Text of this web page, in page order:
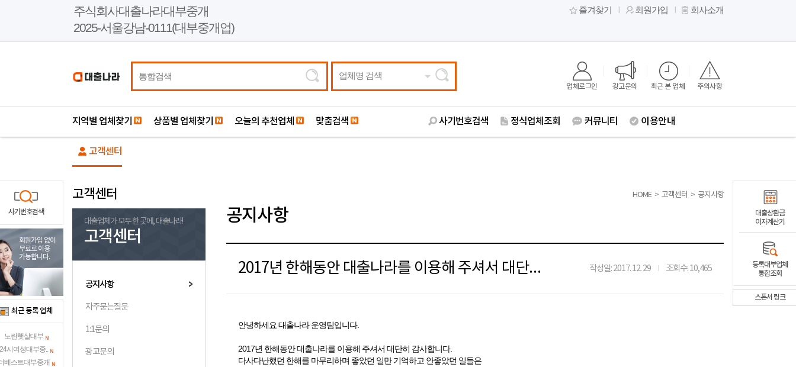
주식회사대출나라대부중개
2025-서울강남-0111(대부중개업)
즐겨찾기 회원가입 회사소개
업체명 검색
업체로그인 광고문의 최근 본 업체 주의사항
지역별 업체찾기 상품별 업체찾기 오늘의 추천업체 맞춤검색 사기번호검색 정식업체조회 커뮤니티 이용안내
고객센터
고객센터 HOME > 고객센터 > 공지사항
대출업체가 모두 한 곳에, 대출나라!
고객센터
공지사항
자주묻는질문
1:1문의
광고문의
공지사항
2017년 한해동안 대출나라를 이용해 주셔서 대단히 감사합니다. 작성일: 2017. 12. 29 조회수: 10,465
안녕하세요 대출나라 운영팀입니다.
2017년 한해동안 대출나라를 이용해 주셔서 대단히 감사합니다.
다사다난했던 한해를 마무리하며 좋았던 일만 기억하고 안좋았던 일들은
사기번호검색
회원가입 없이
무료로 이용
가능합니다.
최근 등록 업체
노란햇살대부
시여성대부중..
베스트대부중개
대출상환금
이자계산기
등록대부업체
통합조회
스폰서 링크